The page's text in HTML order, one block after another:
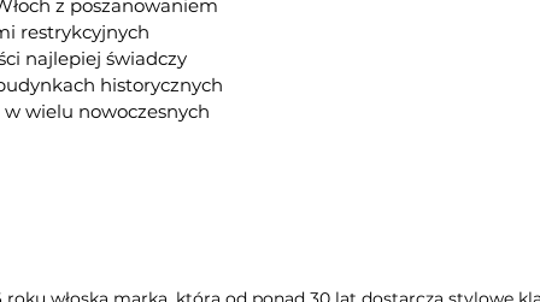
z poszanowaniem
restrykcyjnych
najlepiej świadczy
historycznych
wielu nowoczesnych